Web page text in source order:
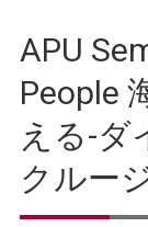
APU
People
える-ダ
クルー